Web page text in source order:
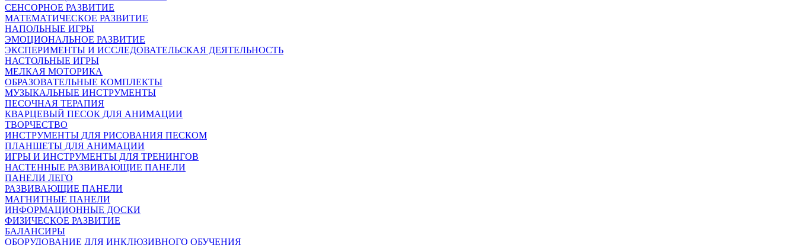
СЕНСОРНОЕ РАЗВИТИЕ
МАТЕМАТИЧЕСКОЕ РАЗВИТИЕ
НАПОЛЬНЫЕ ИГРЫ
ЭМОЦИОНАЛЬНОЕ РАЗВИТИЕ
ЭКСПЕРИМЕНТЫ И ИССЛЕДОВАТЕЛЬСКАЯ ДЕЯТЕЛЬНОСТЬ
НАСТОЛЬНЫЕ ИГРЫ
МЕЛКАЯ МОТОРИКА
ОБРАЗОВАТЕЛЬНЫЕ КОМПЛЕКТЫ
МУЗЫКАЛЬНЫЕ ИНСТРУМЕНТЫ
ПЕСОЧНАЯ ТЕРАПИЯ
КВАРЦЕВЫЙ ПЕСОК ДЛЯ АНИМАЦИИ
ТВОРЧЕСТВО
ИНСТРУМЕНТЫ ДЛЯ РИСОВАНИЯ ПЕСКОМ
ПЛАНШЕТЫ ДЛЯ АНИМАЦИИ
ИГРЫ И ИНСТРУМЕНТЫ ДЛЯ ТРЕНИНГОВ
НАСТЕННЫЕ РАЗВИВАЮЩИЕ ПАНЕЛИ
ПАНЕЛИ ЛЕГО
РАЗВИВАЮЩИЕ ПАНЕЛИ
МАГНИТНЫЕ ПАНЕЛИ
ИНФОРМАЦИОННЫЕ ДОСКИ
ФИЗИЧЕСКОЕ РАЗВИТИЕ
БАЛАНСИРЫ
ОБОРУДОВАНИЕ ДЛЯ ИНКЛЮЗИВНОГО ОБУЧЕНИЯ